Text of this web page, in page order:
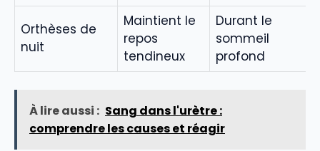
Orthèses de
nuit
Maintient le
repos
tendineux
Durant le
sommeil
profond
À lire aussi : Sang dans l'urètre :
comprendre les causes et réagir